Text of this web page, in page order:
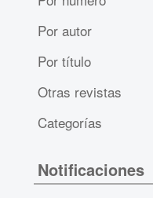
Por autor
Por título
Otras revistas
Categorías
Notificaciones